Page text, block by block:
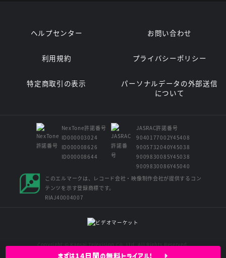
まずは14日間の無料トライアル!
ヘルプセンター お問い合わせ
利用規約 プライバシーポリシー
特定商取引の表示
パーソナルデータの外部送信
について
NexTone許諾番号
ID000003024
ID000008626
ID000008644
JASRAC許諾番号
9040177002Y45408
9005732040Y45038
9009830085Y45038
9009830086Y45040
このエルマークは、レコード会社・映像制作会社が提供するコン
テンツを示す登録商標です。
RIAJ40004007
Copyright © Kansai Television Co. Ltd. All Rights Reserved.